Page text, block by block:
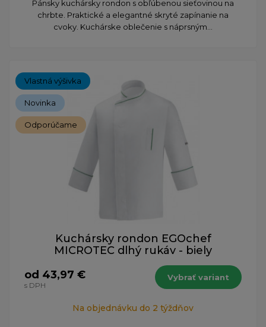
Pánsky kuchársky rondon s obľúbenou sieťovinou na
chrbte. Praktické a elegantné skryté zapínanie na
cvoky. Kuchárske oblečenie s náprsným...
Vlastná výšivka
Novinka
Odporúčame
Kuchársky rondon EGOchef
MICROTEC dlhý rukáv - biely
od 43,97 €
s DPH
Vybrať variant
Na objednávku do 2 týždňov